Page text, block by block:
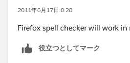
2011年6月17日 0:20
Firefox spell checker will work in
役立つとしてマーク